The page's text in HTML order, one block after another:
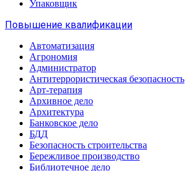
Упаковщик
Повышение квалификации
Автоматизация
Агрономия
Администратор
Антитеррористическая безопасность
Арт-терапия
Архивное дело
Архитектура
Банковское дело
БДД
Безопасность строительства
Бережливое производство
Библиотечное дело